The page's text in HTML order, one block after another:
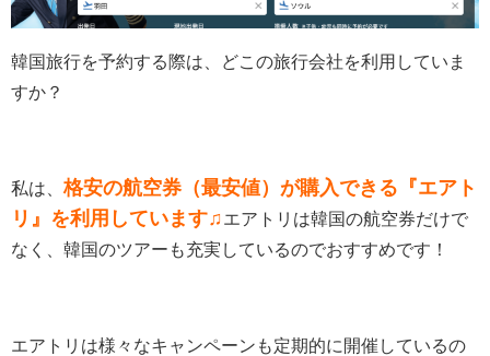
韓国旅行を予約する際は、どこの旅行会社を利用していま
すか？
私は、格安の航空券（最安値）が購入できる『エアト
リ』を利用しています♫エアトリは韓国の航空券だけで
なく、韓国のツアーも充実しているのでおすすめです！
エアトリは様々なキャンペーンも定期的に開催しているの